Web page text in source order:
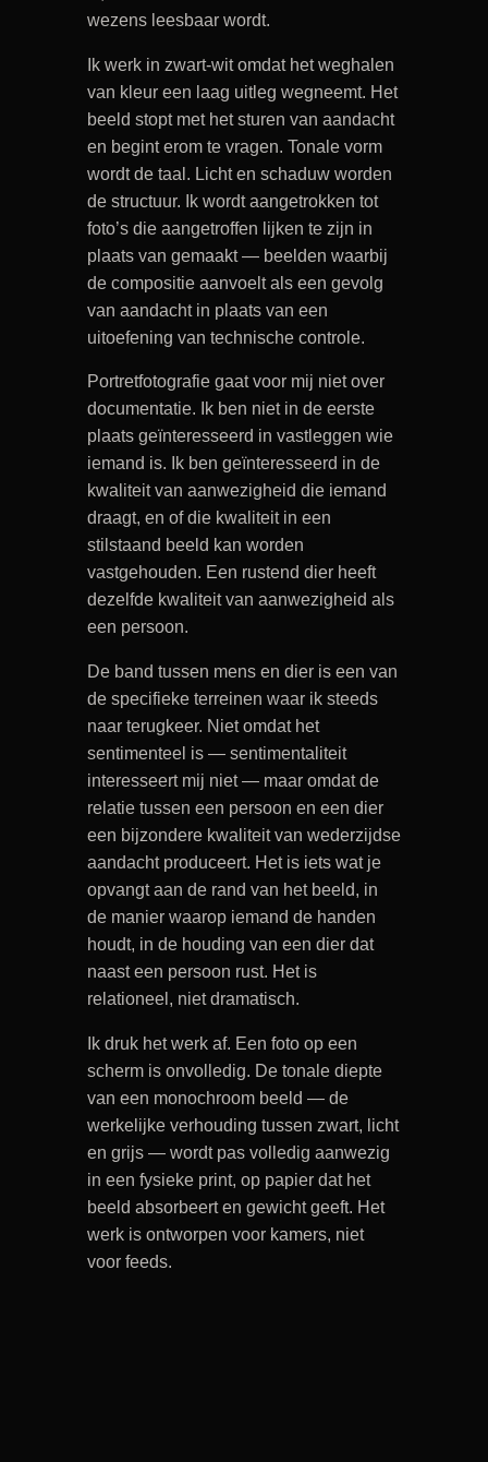
wezens leesbaar wordt.
Ik werk in zwart-wit omdat het weghalen
van kleur een laag uitleg wegneemt. Het
beeld stopt met het sturen van aandacht
en begint erom te vragen. Tonale vorm
wordt de taal. Licht en schaduw worden
de structuur. Ik wordt aangetrokken tot
foto’s die aangetroffen lijken te zijn in
plaats van gemaakt — beelden waarbij
de compositie aanvoelt als een gevolg
van aandacht in plaats van een
uitoefening van technische controle.
Portretfotografie gaat voor mij niet over
documentatie. Ik ben niet in de eerste
plaats geïnteresseerd in vastleggen wie
iemand is. Ik ben geïnteresseerd in de
kwaliteit van aanwezigheid die iemand
draagt, en of die kwaliteit in een
stilstaand beeld kan worden
vastgehouden. Een rustend dier heeft
dezelfde kwaliteit van aanwezigheid als
een persoon.
De band tussen mens en dier is een van
de specifieke terreinen waar ik steeds
naar terugkeer. Niet omdat het
sentimenteel is — sentimentaliteit
interesseert mij niet — maar omdat de
relatie tussen een persoon en een dier
een bijzondere kwaliteit van wederzijdse
aandacht produceert. Het is iets wat je
opvangt aan de rand van het beeld, in
de manier waarop iemand de handen
houdt, in de houding van een dier dat
naast een persoon rust. Het is
relationeel, niet dramatisch.
Ik druk het werk af. Een foto op een
scherm is onvolledig. De tonale diepte
van een monochroom beeld — de
werkelijke verhouding tussen zwart, licht
en grijs — wordt pas volledig aanwezig
in een fysieke print, op papier dat het
beeld absorbeert en gewicht geeft. Het
werk is ontworpen voor kamers, niet
voor feeds.